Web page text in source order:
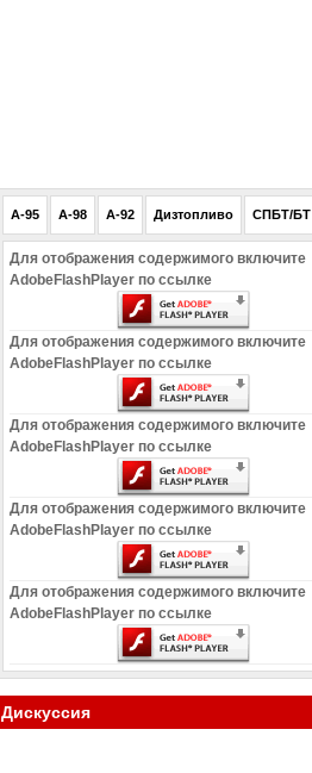
A-95 A-98 A-92 Дизтопливо СПБТ/БТ
Для отображения содержимого включите
AdobeFlashPlayer по ссылке
Для отображения содержимого включите
AdobeFlashPlayer по ссылке
Для отображения содержимого включите
AdobeFlashPlayer по ссылке
Для отображения содержимого включите
AdobeFlashPlayer по ссылке
Для отображения содержимого включите
AdobeFlashPlayer по ссылке
Дискуссия